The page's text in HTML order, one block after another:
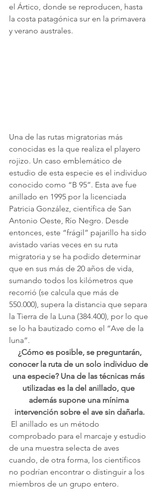
el Ártico, donde se reproducen, hasta
la costa patagónica sur en la primavera
y verano australes.
Una de las rutas migratorias más
conocidas es la que realiza el playero
rojizo. Un caso emblemático de
estudio de esta especie es el individuo
conocido como “B 95”. Esta ave fue
anillado en 1995 por la licenciada
Patricia González, científica de San
Antonio Oeste, Río Negro. Desde
entonces, este “frágil” pajarillo ha sido
avistado varias veces en su ruta
migratoria y se ha podido determinar
que en sus más de 20 años de vida,
sumando todos los kilómetros que
recorrió (se calcula que más de
550.000), supera la distancia que separa
la Tierra de la Luna (384.400), por lo que
se lo ha bautizado como el “Ave de la
luna”.
conocer la ruta de un solo individuo de
una especie? Una de las técnicas más
utilizadas es la del anillado, que
además supone una mínima
intervención sobre el ave sin dañarla.
comprobado para el marcaje y estudio
de una muestra selecta de aves
cuando, de otra forma, los científicos
no podrían encontrar o distinguir a los
miembros de un grupo entero.